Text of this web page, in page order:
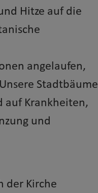
Hitze auf die
angelaufen,
Stadtbäume
auf Krankheiten,
und
der Kirche